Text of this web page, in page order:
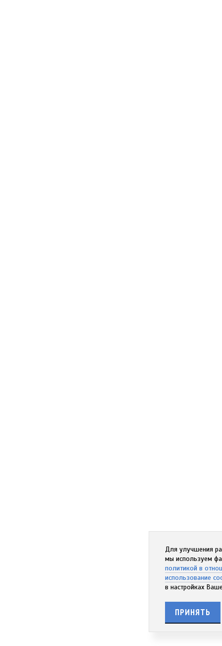
Для улучшения
мы используем
политикой в
использование
в настройках
ПРИНЯТЬ